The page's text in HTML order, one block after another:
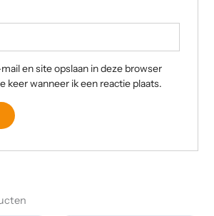
en site opslaan in deze browser
keer wanneer ik een reactie plaats.